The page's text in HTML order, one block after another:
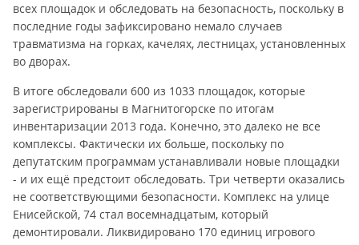
всех площадок и обследовать на безопасность, поскольку в
последние годы зафиксировано немало случаев
травматизма на горках, качелях, лестницах, установленных
во дворах.
В итоге обследовали 600 из 1033 площадок, которые
зарегистрированы в Магнитогорске по итогам
инвентаризации 2013 года. Конечно, это далеко не все
комплексы. Фактически их больше, поскольку по
депутатским программам устанавливали новые площадки
- и их ещё предстоит обследовать. Три четверти оказались
не соответствующими безопасности. Комплекс на улице
Енисейской, 74 стал восемнадцатым, который
демонтировали. Ликвидировано 170 единиц игрового